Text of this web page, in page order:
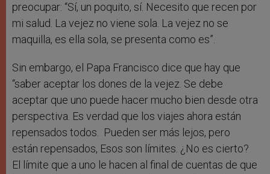
preocupar: “Sí, un poquito, sí. Necesito que recen por
mi salud. La vejez no viene sola. La vejez no se
maquilla, es ella sola, se presenta como es”.
Sin embargo, el Papa Francisco dice que hay que
“saber aceptar los dones de la vejez. Se debe
aceptar que uno puede hacer mucho bien desde otra
perspectiva. Es verdad que los viajes ahora están
repensados todos. Pueden ser más lejos, pero
están repensados, Esos son límites. ¿No es cierto?
El límite que a uno le hacen al final de cuentas de que